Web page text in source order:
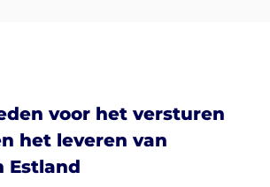
voor het versturen
het leveren van
Estland